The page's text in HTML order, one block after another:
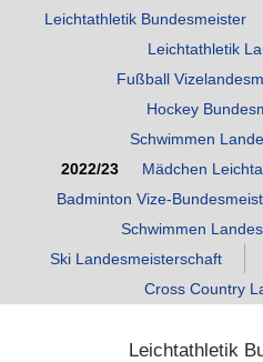
Leichtathletik Bundesmeister
Leichtathletik
Fußball
Hockey
Schwimmen
2022/23
Mädchen
Badminton
Schwimmen
Ski Landesmeisterschaft
Cross Country
Leichtathletik